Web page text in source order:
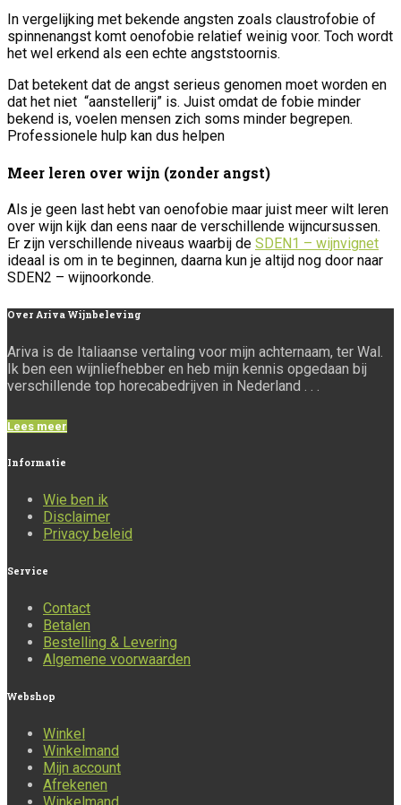
In vergelijking met bekende angsten zoals claustrofobie of
spinnenangst komt oenofobie relatief weinig voor. Toch wordt
het wel erkend als een echte angststoornis.
Dat betekent dat de angst serieus genomen moet worden en
dat het niet “aanstellerij” is. Juist omdat de fobie minder
bekend is, voelen mensen zich soms minder begrepen.
Professionele hulp kan dus helpen
Meer leren over wijn (zonder angst)
Als je geen last hebt van oenofobie maar juist meer wilt leren
over wijn kijk dan eens naar de verschillende wijncursussen.
Er zijn verschillende niveaus waarbij de SDEN1 – wijnvignet
ideaal is om in te beginnen, daarna kun je altijd nog door naar
SDEN2 – wijnoorkonde.
Over Ariva Wijnbeleving
Ariva is de Italiaanse vertaling voor mijn achternaam, ter Wal.
Ik ben een wijnliefhebber en heb mijn kennis opgedaan bij
verschillende top horecabedrijven in Nederland . . .
Lees meer
Informatie
Wie ben ik
Disclaimer
Privacy beleid
Service
Contact
Betalen
Bestelling & Levering
Algemene voorwaarden
Webshop
Winkel
Winkelmand
Mijn account
Afrekenen